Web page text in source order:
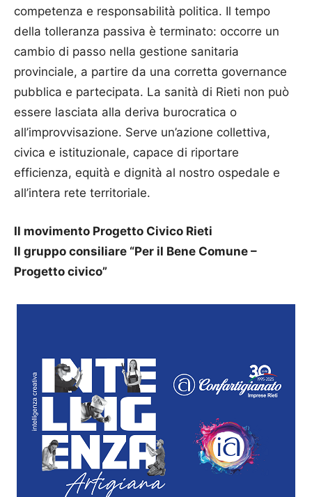
competenza e responsabilità politica. Il tempo
della tolleranza passiva è terminato: occorre un
cambio di passo nella gestione sanitaria
provinciale, a partire da una corretta governance
pubblica e partecipata. La sanità di Rieti non può
essere lasciata alla deriva burocratica o
all’improvvisazione. Serve un’azione collettiva,
civica e istituzionale, capace di riportare
efficienza, equità e dignità al nostro ospedale e
all’intera rete territoriale.
Il movimento Progetto Civico Rieti
Il gruppo consiliare “Per il Bene Comune –
Progetto civico”